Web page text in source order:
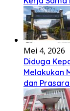
Mei 4, 2026
Diduga
Melakukan
dan